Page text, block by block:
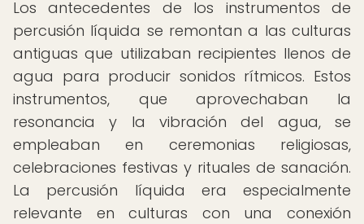
Los antecedentes de los instrumentos de
percusión líquida se remontan a las culturas
antiguas que utilizaban recipientes llenos de
agua para producir sonidos rítmicos. Estos
instrumentos, que aprovechaban la
resonancia y la vibración del agua, se
empleaban en ceremonias religiosas,
celebraciones festivas y rituales de sanación.
La percusión líquida era especialmente
relevante en culturas con una conexión